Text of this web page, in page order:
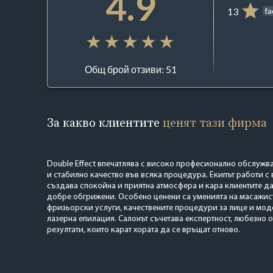
Общ брой отзиви: 51
13
За какво клиентите ценят тази фирма
Double Effect впечатлява с високо професионално
и стабилно качество във всяка процедура. Екипът работи
създава спокойна и приятна атмосфера и кара клиентите
добре обгрижени. Особено ценени са уменията на
фризьорски услуги, качествените процедури за лице и
лазерна епилация. Салонът съчетава експертност, любезно
резултати, които карат хората да се връщат отново.